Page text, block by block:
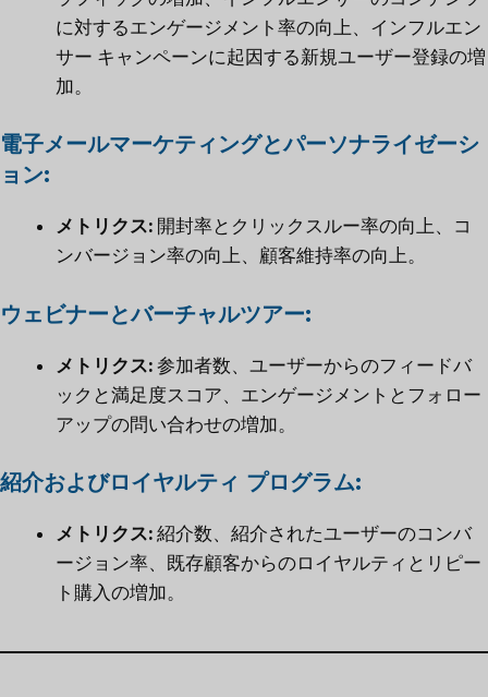
に対するエンゲージメント率の向上、インフルエン
サー キャンペーンに起因する新規ユーザー登録の増
加。
電子メールマーケティングとパーソナライゼーシ
ョン:
メトリクス: 開封率とクリックスルー率の向上、コ
ンバージョン率の向上、顧客維持率の向上。
ウェビナーとバーチャルツアー:
メトリクス: 参加者数、ユーザーからのフィードバ
ックと満足度スコア、エンゲージメントとフォロー
アップの問い合わせの増加。
紹介およびロイヤルティ プログラム:
メトリクス: 紹介数、紹介されたユーザーのコンバ
ージョン率、既存顧客からのロイヤルティとリピー
ト購入の増加。